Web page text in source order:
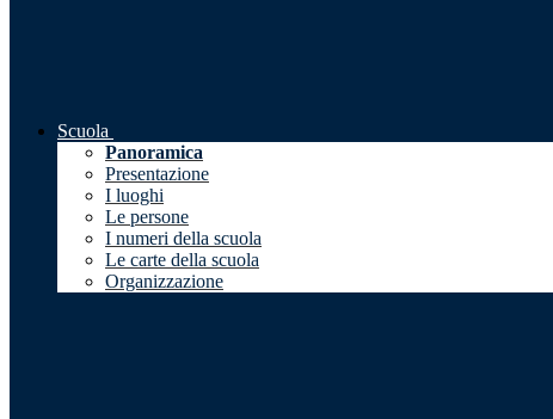
Scuola
Panoramica
Presentazione
I luoghi
Le persone
I numeri della scuola
Le carte della scuola
Organizzazione